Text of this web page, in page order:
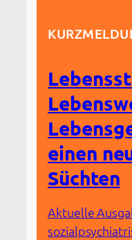
einen
Süchten
Aktuelle